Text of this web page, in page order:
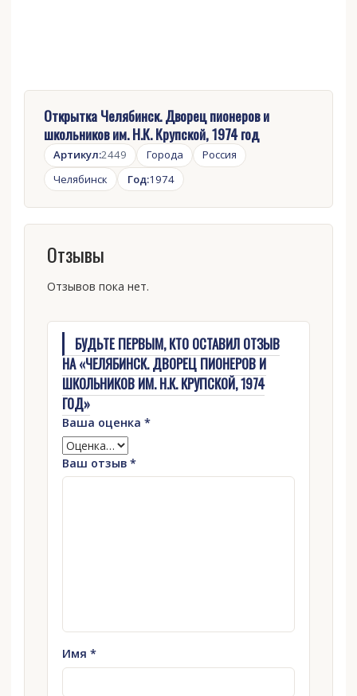
Открытка Челябинск. Дворец пионеров и
школьников им. Н.К. Крупской, 1974 год
Артикул:2449 Города
Россия
Челябинск
Год:1974
Отзывы
Отзывов пока нет.
БУДЬТЕ ПЕРВЫМ, КТО ОСТАВИЛ ОТЗЫВ
НА «ЧЕЛЯБИНСК. ДВОРЕЦ ПИОНЕРОВ И
ШКОЛЬНИКОВ ИМ. Н.К. КРУПСКОЙ, 1974
ГОД»
Ваша оценка *
Ваш отзыв *
Имя *